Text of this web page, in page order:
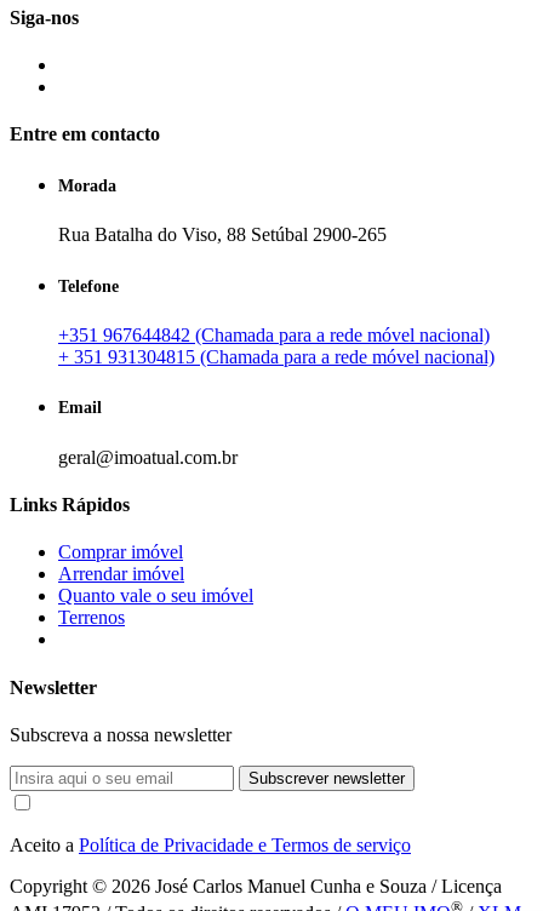
Siga-nos
Entre em contacto
Morada
Rua Batalha do Viso, 88 Setúbal 2900-265
Telefone
+351 967644842 (Chamada para a rede móvel nacional)
+ 351 931304815 (Chamada para a rede móvel nacional)
Email
geral@imoatual.com.br
Links Rápidos
Comprar imóvel
Arrendar imóvel
Quanto vale o seu imóvel
Terrenos
Newsletter
Subscreva a nossa newsletter
Subscrever newsletter
Aceito a Política de Privacidade e Termos de serviço
Copyright © 2026 José Carlos Manuel Cunha e Souza / Licença
®